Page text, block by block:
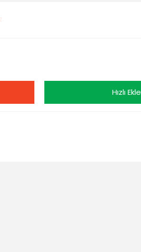
Hızlı Ekle